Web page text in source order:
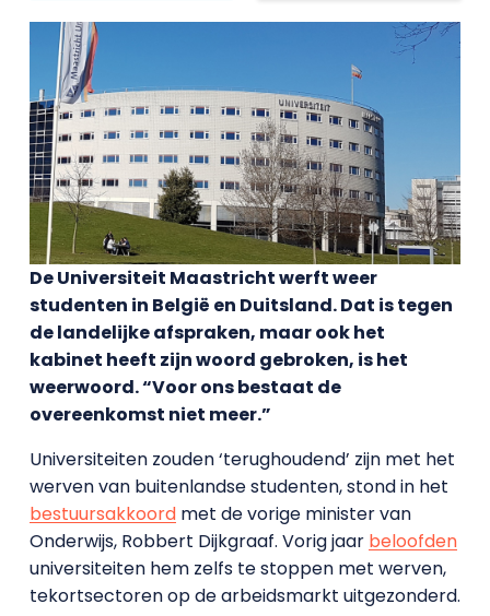
De Universiteit Maastricht werft weer
studenten in België en Duitsland. Dat is tegen
de landelijke afspraken, maar ook het
kabinet heeft zijn woord gebroken, is het
weerwoord. “Voor ons bestaat de
overeenkomst niet meer.”
Universiteiten zouden ‘terughoudend’ zijn met het
werven van buitenlandse studenten, stond in het
bestuursakkoordmet de vorige minister van
Onderwijs, Robbert Dijkgraaf. Vorig jaar beloofden
universiteiten hem zelfs te stoppen met werven,
tekortsectoren op de arbeidsmarkt uitgezonderd.